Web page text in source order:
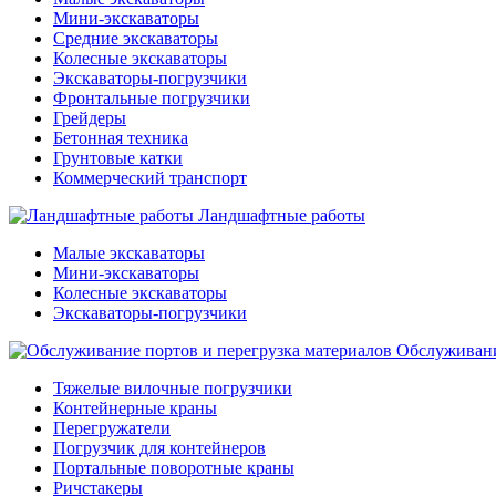
Мини-экскаваторы
Средние экскаваторы
Колесные экскаваторы
Экскаваторы-погрузчики
Фронтальные погрузчики
Грейдеры
Бетонная техника
Грунтовые катки
Коммерческий транспорт
Ландшафтные работы
Малые экскаваторы
Мини-экскаваторы
Колесные экскаваторы
Экскаваторы-погрузчики
Тяжелые вилочные погрузчики
Контейнерные краны
Перегружатели
Погрузчик для контейнеров
Портальные поворотные краны
Ричстакеры